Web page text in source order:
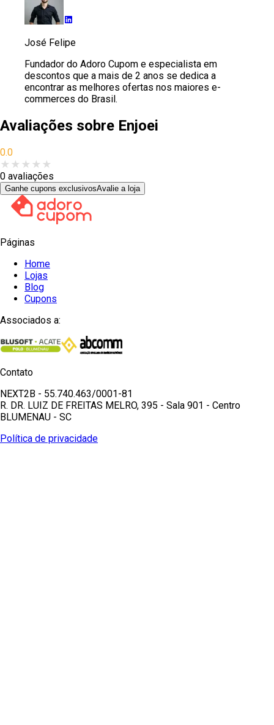
José Felipe
Fundador do Adoro Cupom e especialista em
descontos que a mais de 2 anos se dedica a
encontrar as melhores ofertas nos maiores e-
commerces do Brasil.
Avaliações sobre Enjoei
0.0
★ ★ ★ ★ ★
0 avaliações
Ganhe cupons exclusivosAvalie a loja
Páginas
Home
Lojas
Blog
Cupons
Associados a:
Contato
NEXT2B - 55.740.463/0001-81
R. DR. LUIZ DE FREITAS MELRO, 395 - Sala 901 - Centro
BLUMENAU - SC
Política de privacidade